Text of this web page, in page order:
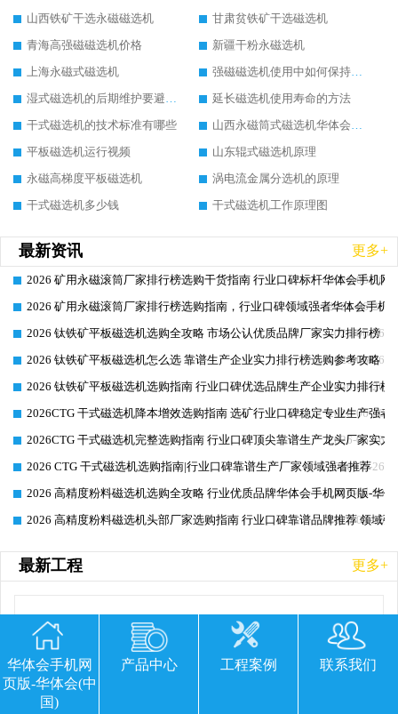
山西铁矿干选永磁磁选机
甘肃贫铁矿干选磁选机
青海高强磁磁选机价格
新疆干粉永磁选机
上海永磁式磁选机
强磁磁选机使用中如何保持其顺畅运行
湿式磁选机的后期维护要避开哪些坑
延长磁选机使用寿命的方法
干式磁选机的技术标准有哪些
山西永磁筒式磁选机华体会手机网页版-华体会(中国)
平板磁选机运行视频
山东辊式磁选机原理
永磁高梯度平板磁选机
涡电流金属分选机的原理
干式磁选机多少钱
干式磁选机工作原理图
最新资讯 更多+
2026-06-26
2026 矿用永磁滚筒厂家排行榜选购干货指南 行业口碑标杆华体会手机网
2026-06-26
2026 矿用永磁滚筒厂家排行榜选购指南，行业口碑领域强者华体会手机
2026-06-26
2026 钛铁矿平板磁选机选购全攻略 市场公认优质品牌厂家实力排行榜
2026-06-26
2026 钛铁矿平板磁选机怎么选 靠谱生产企业实力排行榜选购参考攻略
2026-06-26
2026 钛铁矿平板磁选机选购指南 行业口碑优选品牌生产企业实力排行榜
2026-06-26
2026CTG 干式磁选机降本增效选购指南 选矿行业口碑稳定专业生产强者
2026-06-26
2026CTG 干式磁选机完整选购指南 行业口碑顶尖靠谱生产龙头厂家实力
2026-06-26
2026 CTG 干式磁选机选购指南|行业口碑靠谱生产厂家领域强者推荐
2026-06-26
2026 高精度粉料磁选机选购全攻略 行业优质品牌华体会手机网页版-华
2026-06-26
2026 高精度粉料磁选机头部厂家选购指南 行业口碑靠谱品牌推荐 领域
最新工程 更多+
华体会手机网
页版-华体会(中
国)
产品中心 工程案例 联系我们